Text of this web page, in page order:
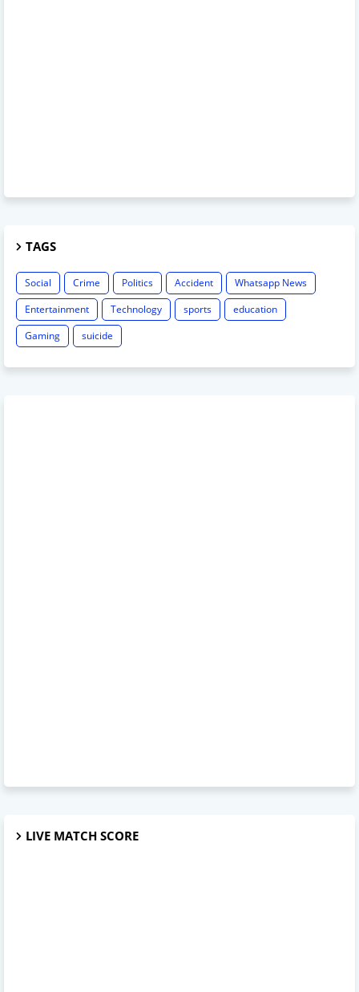
TAGS
Social Crime Politics Accident
Whatsapp News
Entertainment
Technology sports
education
Gaming
suicide
LIVE MATCH SCORE